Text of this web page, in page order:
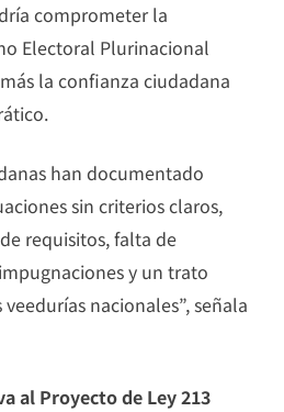
comprometer la
Electoral Plurinacional
la confianza ciudadana
han documentado
sin criterios claros,
requisitos, falta de
y un trato
nacionales”, señala
al Proyecto de Ley 213